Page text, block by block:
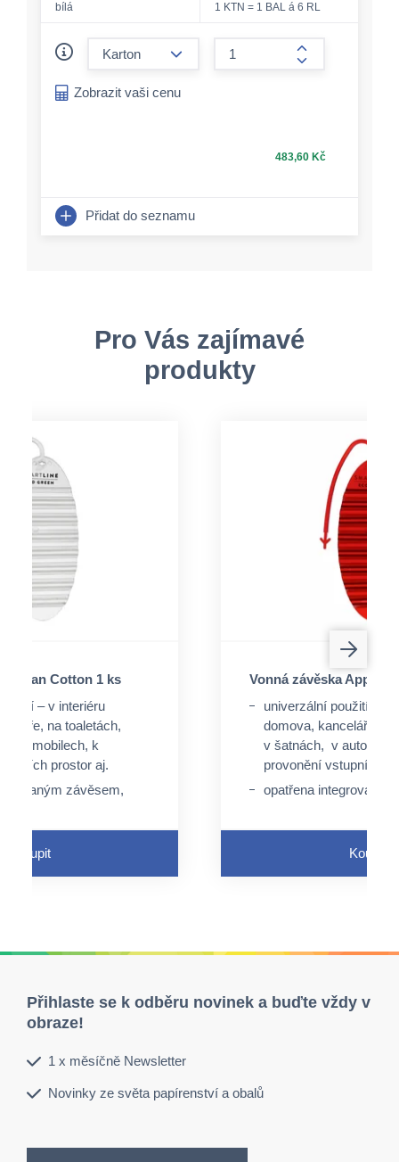
bílá
1 KTN = 1 BAL á 6 RL
form.increase-
Zobrazit vaši cenu
483,60 Kč
Přidat do seznamu
Pro Vás zajímavé
produkty
Clean Cotton 1 ks
– v interiéru
na toaletách,
automobilech, k
prostor aj.
závěsem,
otvor a pružný
průtokem tekutin
Koupit
Vonná závěska Apple
univerzální použití – v
domova, kanceláře,
v šatnách, v
provonění vstupních
opatřena
využít perforovaný
neaktivuje se
Koupit
Přihlaste se k odběru novinek a buďte vždy v
obraze!
1 x měsíčně Newsletter
Novinky ze světa papírenství a obalů